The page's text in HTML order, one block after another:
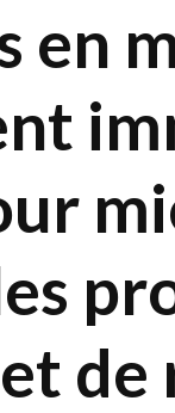
en
de